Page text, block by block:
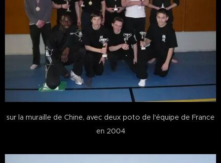
sur la muraille de Chine, avec deux poto de l'équipe de France
en 2004